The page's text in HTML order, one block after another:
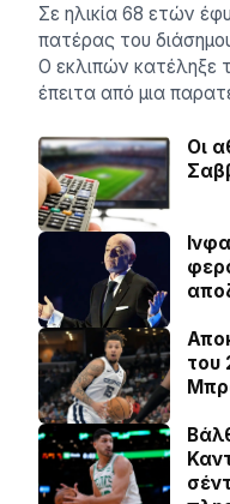
Σε ηλικία 68 ετών
πατέρας του
Ο εκλιπών κατέληξε
έπειτα από μια
Οι
του